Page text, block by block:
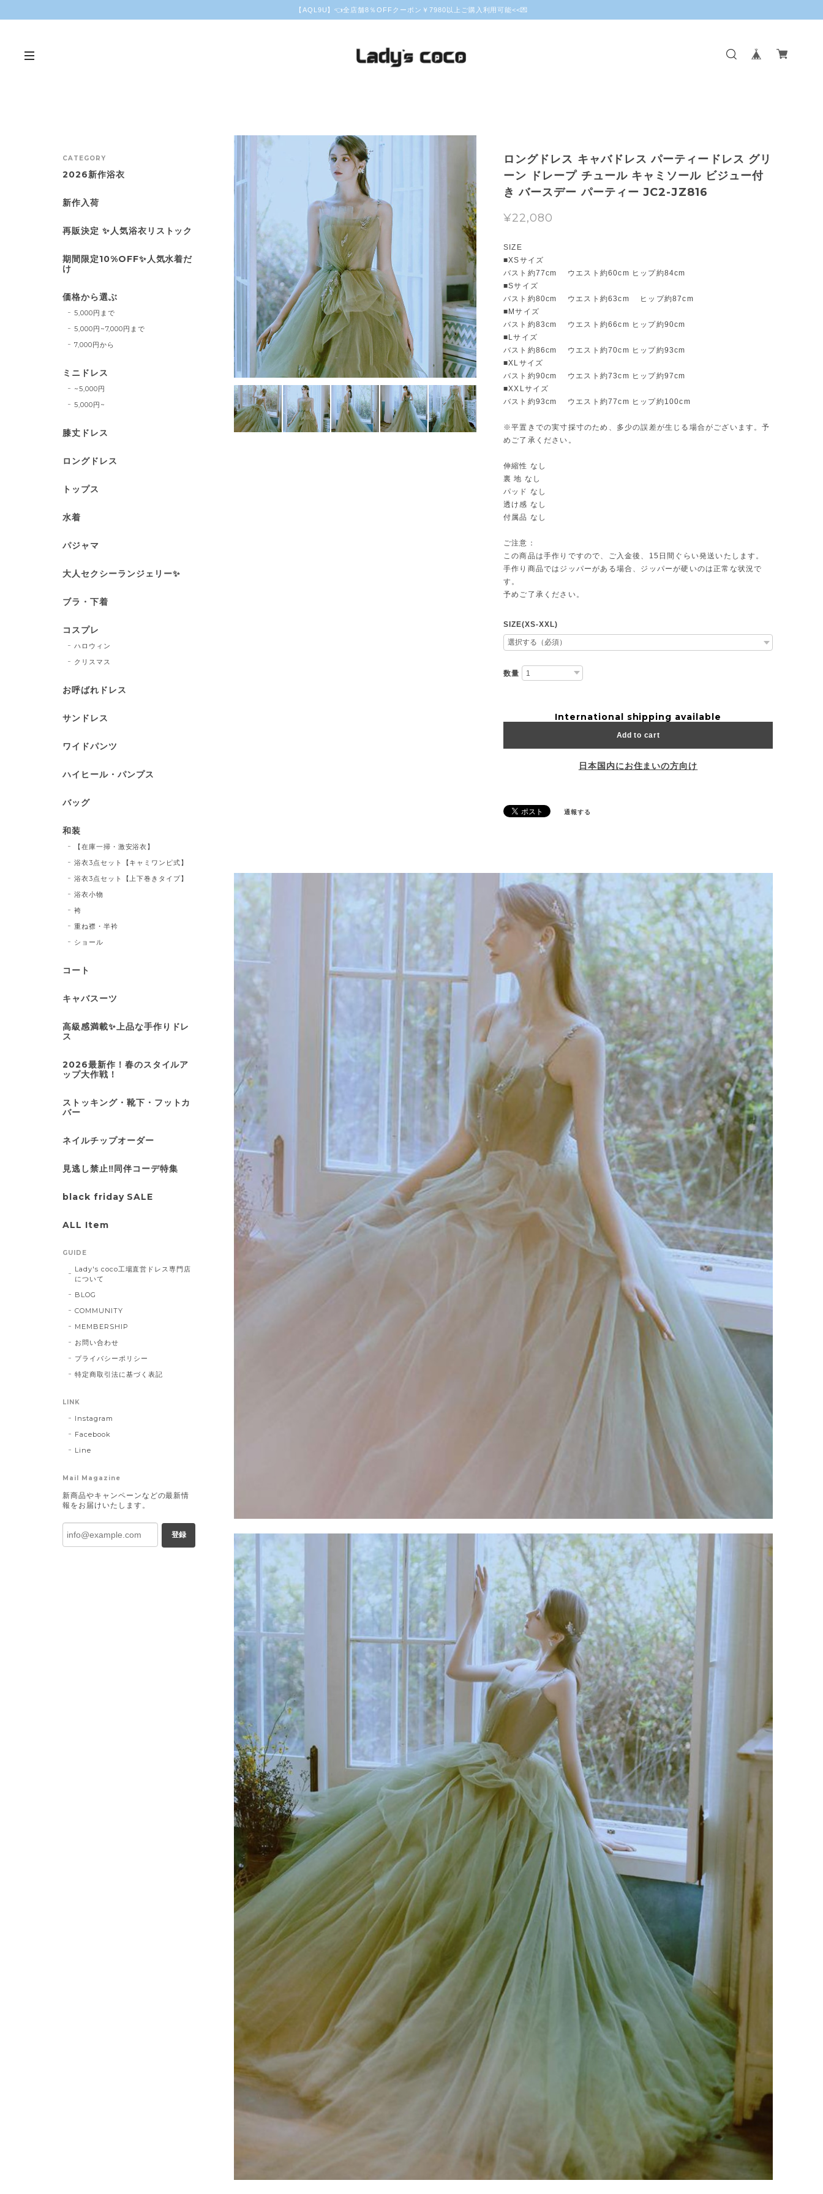
【AQL9U】👈全店舗8％OFFクーポン￥7980以上ご購入利用可能<<💌
ロングドレス キャバドレス パーティードレス グリ
ーン ドレープ チュール キャミソール ビジュー付
き バースデー パーティー JC2-JZ816
¥22,080
SIZE
■XSサイズ
バスト約77cm ウエスト約60cm ヒップ約84cm
■Sサイズ
バスト約80cm ウエスト約63cm ヒップ約87cm
■Mサイズ
バスト約83cm ウエスト約66cm ヒップ約90cm
■Lサイズ
バスト約86cm ウエスト約70cm ヒップ約93cm
■XLサイズ
バスト約90cm ウエスト約73cm ヒップ約97cm
■XXLサイズ
バスト約93cm ウエスト約77cm ヒップ約100cm
※平置きでの実寸採寸のため、多少の誤差が生じる場合がございます。予
めご了承ください。
伸縮性 なし
裏 地 なし
パッド なし
透け感 なし
付属品 なし
ご注意：
この商品は手作りですので、ご入金後、15日間ぐらい発送いたします。
手作り商品ではジッパーがある場合、ジッパーが硬いのは正常な状況で
す。
予めご了承ください。
SIZE(XS-XXL)
数量
International shipping available
Add to cart
日本国内にお住まいの方向け
通報する
CATEGORY
2026新作浴衣
新作入荷
再販決定 ✨人気浴衣リストック
期間限定10%OFF✨人気水着だ
け
価格から選ぶ
5,000円まで
5,000円~7,000円まで
7,000円から
ミニドレス
~5,000円
5,000円~
膝丈ドレス
ロングドレス
トップス
水着
パジャマ
大人セクシーランジェリー✨
ブラ・下着
コスプレ
ハロウィン
クリスマス
お呼ばれドレス
サンドレス
ワイドパンツ
ハイヒール・パンプス
バッグ
和装
【在庫一掃・激安浴衣】
浴衣3点セット【キャミワンピ式】
浴衣3点セット【上下巻きタイプ】
浴衣小物
袴
重ね襟・半衿
ショール
コート
キャバスーツ
高級感満載✨上品な手作りドレ
ス
2026最新作！春のスタイルア
ップ大作戦！
ストッキング・靴下・フットカ
バー
ネイルチップオーダー
見逃し禁止‼同伴コーデ特集
black friday SALE
ALL Item
GUIDE
Lady's coco工場直営ドレス専門店
について
BLOG
COMMUNITY
MEMBERSHIP
お問い合わせ
プライバシーポリシー
特定商取引法に基づく表記
LINK
Instagram
Facebook
Line
Mail Magazine
新商品やキャンペーンなどの最新情
報をお届けいたします。
登録